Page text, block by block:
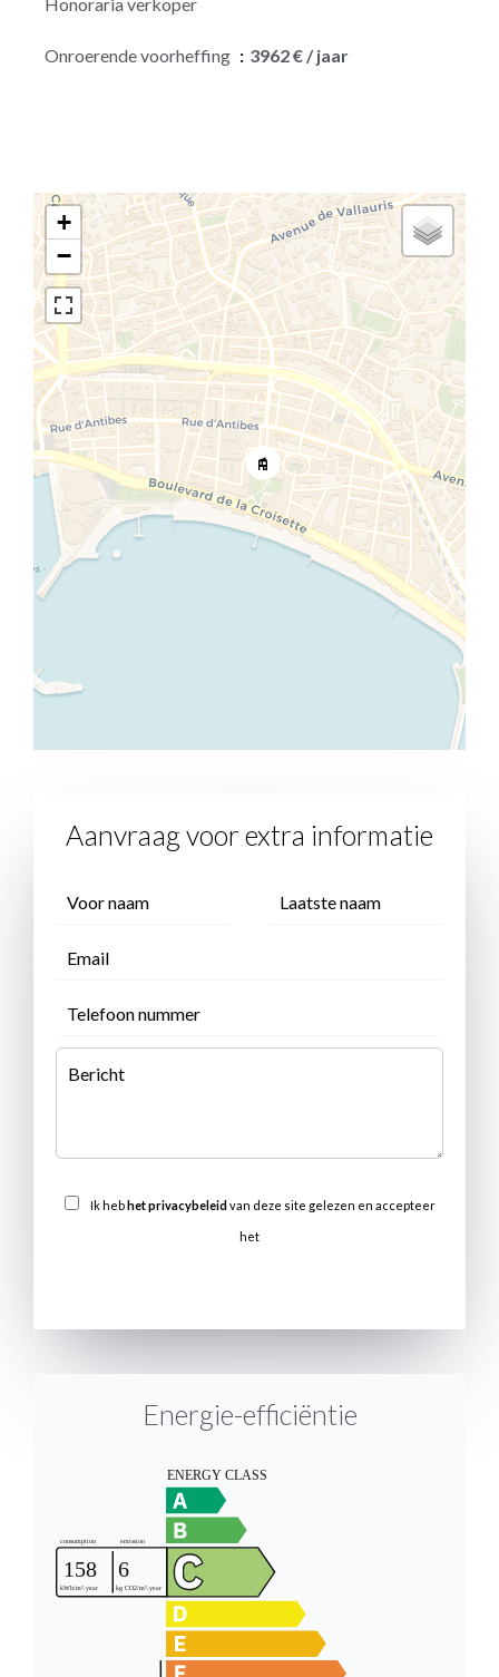
Onroerende voorheffing 3962 € / jaar
+
−
Aanvraag voor extra informatie
Ik hebhet privacybeleidvan deze site gelezen en accepteer
het
Energie-efficiëntie